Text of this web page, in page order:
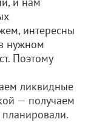
интересны
нужном
Поэтому
ликвидные
— получаем